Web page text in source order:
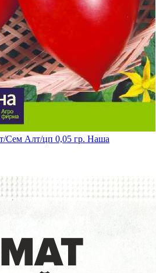
Сем Алт/цп 0,05 гр. Наша